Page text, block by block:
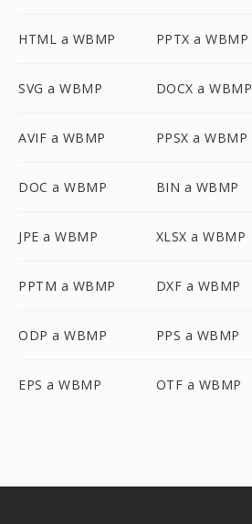
HTML a WBMP PPTX a WBMP
SVG a WBMP DOCX a WBMP
AVIF a WBMP PPSX a WBMP
DOC a WBMP BIN a WBMP
JPE a WBMP XLSX a WBMP
PPTM a WBMP DXF a WBMP
ODP a WBMP PPS a WBMP
EPS a WBMP OTF a WBMP